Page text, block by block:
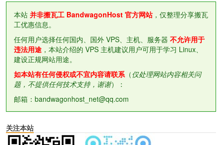
本站 并非搬瓦工 BandwagonHost 官方网站，仅整理分享搬瓦
工优惠信息。
任何用户选择任何国内、国外 VPS、主机、服务器 不允许用于
违法用途 ，本站介绍的 VPS 主机建议用户可用于学习 Linux、
建设正规网站用途。
如本站有任何侵权或不宜内容请联系（仅处理网站内容相关问
题，不提供任何技术支持，谢谢）：
邮箱：bandwagonhost_net@qq.com
关注本站